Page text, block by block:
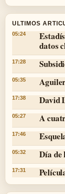
ULTIMOS
05:24
datos
17:28
05:35
17:38 David
05:27 A
17:46
05:32 Día
17:31